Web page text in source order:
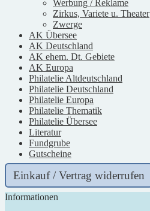
Werbung / Reklame
Zirkus, Variete u. Theater
Zwerge
AK Übersee
AK Deutschland
AK ehem. Dt. Gebiete
AK Europa
Philatelie Altdeutschland
Philatelie Deutschland
Philatelie Europa
Philatelie Thematik
Philatelie Übersee
Literatur
Fundgrube
Gutscheine
Einkauf / Vertrag widerrufen
Informationen